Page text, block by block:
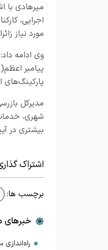
میرهادی با
مورد نیاز
پیامبر
مدیرکل
شهری،
بیشتری در
اشتراک
برچسب ها:
خبرهای